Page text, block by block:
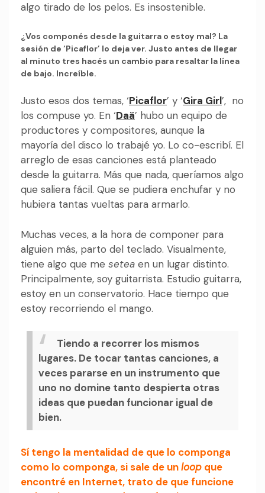
algo tirado de los pelos. Es insostenible.
¿Vos componés desde la guitarra o estoy mal? La
sesión de ‘Picaflor’ lo deja ver. Justo antes de llegar
al minuto tres hacés un cambio para resaltar la línea
de bajo. Increíble.
Justo esos dos temas, ‘Picaflor’ y ‘Gira Girl’, no
los compuse yo. En ‘Daä’ hubo un equipo de
productores y compositores, aunque la
mayoría del disco lo trabajé yo. Lo co-escribí. El
arreglo de esas canciones está planteado
desde la guitarra. Más que nada, queríamos algo
que saliera fácil. Que se pudiera enchufar y no
hubiera tantas vueltas para armarlo.
Muchas veces, a la hora de componer para
alguien más, parto del teclado. Visualmente,
tiene algo que me setea en un lugar distinto.
Principalmente, soy guitarrista. Estudio guitarra,
estoy en un conservatorio. Hace tiempo que
estoy recorriendo el mango.
Tiendo a recorrer los mismos
lugares. De tocar tantas canciones, a
veces pararse en un instrumento que
uno no domine tanto despierta otras
ideas que puedan funcionar igual de
bien.
Sí tengo la mentalidad de que lo componga
como lo componga, si sale de unloop que
encontré en Internet, trato de que funcione